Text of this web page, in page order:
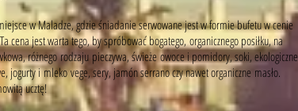
w Maladze, gdzie śniadanie serwowane jest w formie bufetu w cenie
cena jest warta tego, by spróbować bogatego, organicznego posiłku, na
różnego rodzaju pieczywa, świeże owoce i pomidory, soki, ekologiczne
jogurty i mleko vege, sery, jamón serrano czy nawet organiczne masło.
ucztę!